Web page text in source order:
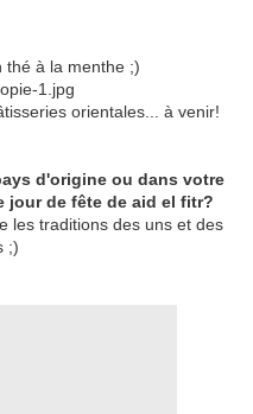
thé à la menthe ;)
orientales... à venir!
d'origine ou dans votre
jour de fête de aid el fitr?
les traditions des uns et des
;)